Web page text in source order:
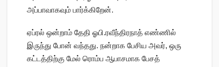
அப்பாவாகவும் பார்க்கிறேன்.
ஏப்ரல் ஒன்றாம் தேதி ஓபி.ரவீந்திரநாத் எண்ணில்
இருந்து போன் வந்தது. நன்றாக பேசிய அவர், ஒரு
கட்டத்திற்கு மேல் ரொம்ப ஆபாசமாக பேசத்